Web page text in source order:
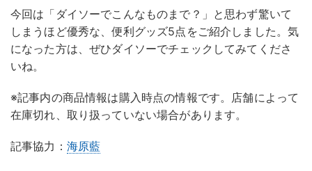
今回は「ダイソーでこんなものまで？」と思わず驚いて
しまうほど優秀な、便利グッズ5点をご紹介しました。気
になった方は、ぜひダイソーでチェックしてみてくださ
いね。
※記事内の商品情報は購入時点の情報です。店舗によって
在庫切れ、取り扱っていない場合があります。
記事協力： 海原藍